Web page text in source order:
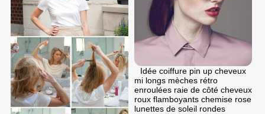
Idée coiffure pin up cheveux
mi longs mèches rétro
enroulées raie de côté cheveux
roux flamboyants chemise rose
lunettes de soleil rondes